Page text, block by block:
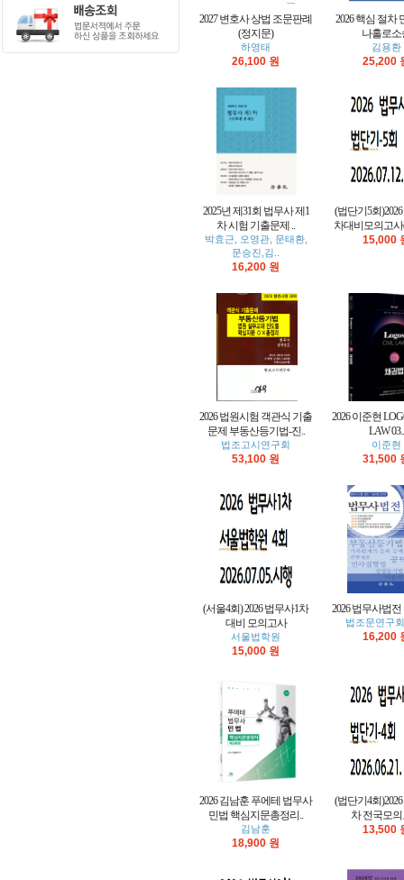
2027 변호사 상법 조문판례
(정지문)
하영태
26,100 원
2026 핵심 절차
나홀로소
김용환
25,200
2025년 제31회 법무사 제1
차 시험 기출문제 ..
박효근, 오영관, 문태환,
문승진,김..
16,200 원
(법단기5회
차대비모의고
15,000
2026 법원시험 객관식 기출
문제 부동산등기법-진..
법조고시연구회
53,100 원
2026 이준현
LAW 03..
이준현
31,500
(서울4회) 2026 법무사1차
대비 모의고사
서울법학원
15,000 원
2026 법무사법
법조문연구
16,200
2026 김남훈 푸에테 법무사
민법 핵심지문총정리..
김남훈
18,900 원
(법단기4회
차 전국모
13,500